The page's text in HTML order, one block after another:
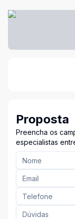
Proposta
Preencha os
especialistas